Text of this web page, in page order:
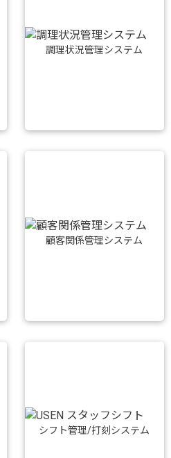
調理状況管理システム
顧客関係管理システム
シフト管理/打刻システム